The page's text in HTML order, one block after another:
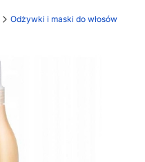
Odżywki i maski do włosów